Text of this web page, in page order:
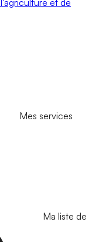
et de
Mes services
Ma liste de